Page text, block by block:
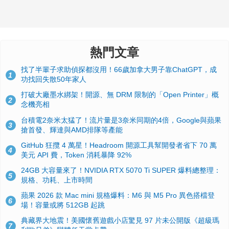
熱門文章
1
找了半輩子求助偵探都沒用！66歲加拿大男子靠ChatGPT，成
功找回失散50年家人
2
打破大廠墨水綁架！開源、無 DRM 限制的「Open Printer」概
念機亮相
3
台積電2奈米太猛了！流片量是3奈米同期的4倍，Google與蘋果
搶首發、輝達與AMD排隊等產能
4
GitHub 狂攬 4 萬星！Headroom 開源工具幫開發者省下 70 萬
美元 API 費，Token 消耗暴降 92%
5
24GB 大容量來了！NVIDIA RTX 5070 Ti SUPER 爆料總整理：
規格、功耗、上市時間
6
蘋果 2026 款 Mac mini 規格爆料：M6 與 M5 Pro 異色搭檔登
場！容量或將 512GB 起跳
7
典藏界大地震！美國懷舊遊戲小店驚見 97 片未公開版《超級瑪